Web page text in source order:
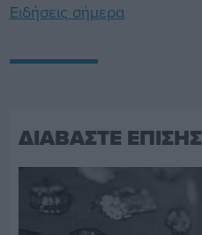
Ειδήσεις σήμερα
ΔΙΑΒΑΣΤΕ ΕΠΙΣΗΣ